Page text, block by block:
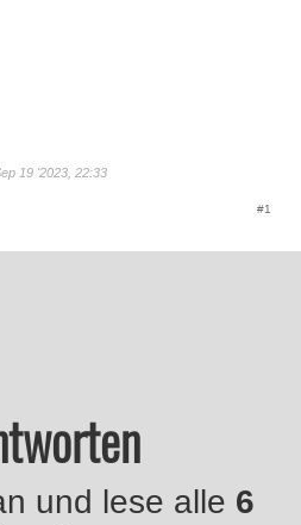
19 '2023, 22:33
#1
und lese alle 6